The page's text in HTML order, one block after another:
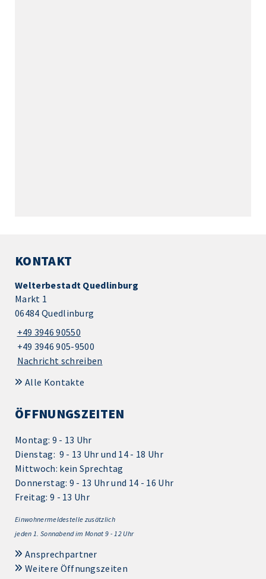
KONTAKT
Welterbestadt Quedlinburg
Markt 1
06484 Quedlinburg
+49 3946 90550
+49 3946 905-9500
Nachricht schreiben
Alle Kontakte
ÖFFNUNGSZEITEN
Montag: 9 - 13 Uhr
Dienstag: 9 - 13 Uhr und 14 - 18 Uhr
Mittwoch: kein Sprechtag
Donnerstag: 9 - 13 Uhr und 14 - 16 Uhr
Freitag: 9 - 13 Uhr
Einwohnermeldestelle zusätzlich
jeden 1. Sonnabend im Monat 9 - 12 Uhr
Ansprechpartner
Weitere Öffnungszeiten